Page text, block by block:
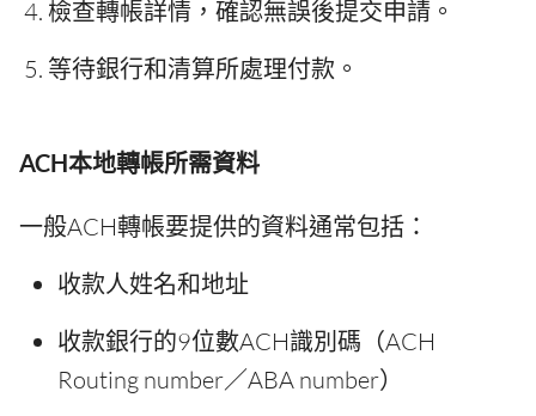
檢查轉帳詳情，確認無誤後提交申請。
等待銀行和清算所處理付款。
ACH本地轉帳所需資料
一般ACH轉帳要提供的資料通常包括：
收款人姓名和地址
收款銀行的9位數ACH識別碼（ACH
Routing number／ABA number）